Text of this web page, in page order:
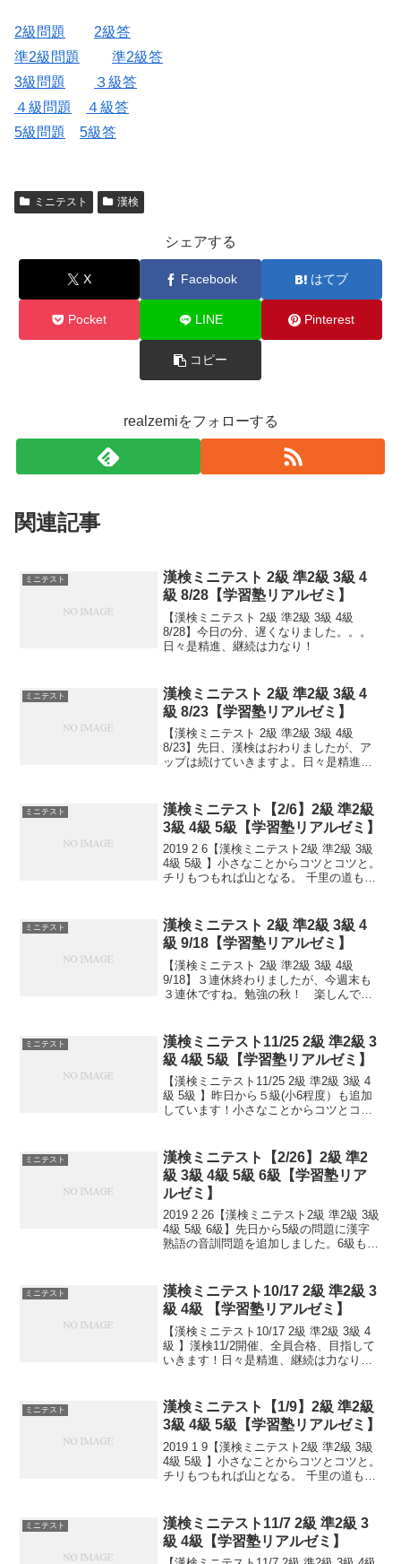
2級問題
2級答
準2級問題
準2級答
3級問題
３級答
４級問題
４級答
5級問題
5級答
ミニテスト 漢検
シェアする
X Facebook はてブ
Pocket LINE Pinterest
コピー
realzemiをフォローする
関連記事
ミニテスト
漢検ミニテスト 2級 準2級 3級 4
級 8/28【学習塾リアルゼミ】
【漢検ミニテスト 2級 準2級 3級 4級
8/28】今日の分、遅くなりました。。。
日々是精進、継続は力なり！
ミニテスト
漢検ミニテスト 2級 準2級 3級 4
級 8/23【学習塾リアルゼミ】
【漢検ミニテスト 2級 準2級 3級 4級
8/23】先日、漢検はおわりましたが、ア
ップは続けていきますよ。日々是精進、
ミニテスト
漢検ミニテスト【2/6】2級 準2級
3級 4級 5級【学習塾リアルゼミ】
2019 2 6【漢検ミニテスト2級 準2級 3級
4級 5級 】小さなことからコツとコツと。
チリもつもれば山となる。 千里の道も一
熟語問題などの出来具合が合否...
ミニテスト
漢検ミニテスト 2級 準2級 3級 4
級 9/18【学習塾リアルゼミ】
【漢検ミニテスト 2級 準2級 3級 4級
9/18】３連休終わりましたが、今週末も
３連休ですね。勉強の秋！ 楽しんでい
予定。受ける方、受験希望の方、まずは
連絡お待ち...
ミニテスト
漢検ミニテスト11/25 2級 準2級 3
級 4級 5級【学習塾リアルゼミ】
【漢検ミニテスト11/25 2級 準2級 3級 4
級 5級 】昨日から５級(小6程度）も追加
しています！小さなことからコツとコツ
り！毎日少しずつ覚えよう！
ミニテスト
漢検ミニテスト【2/26】2級 準2
級 3級 4級 5級 6級【学習塾リア
ルゼミ】
2019 2 26【漢検ミニテスト2級 準2級 3級
4級 5級 6級】先日から5級の問題に漢字
熟語の音訓問題を追加しました。6級も追
も一歩から。 日々是精進、継続...
ミニテスト
漢検ミニテスト10/17 2級 準2級 3
級 4級 【学習塾リアルゼミ】
【漢検ミニテスト10/17 2級 準2級 3級 4
級 】漢検11/2開催、全員合格、目指して
いきます！日々是精進、継続は力なり！
ミニテスト
漢検ミニテスト【1/9】2級 準2級
3級 4級 5級【学習塾リアルゼミ】
2019 1 9【漢検ミニテスト2級 準2級 3級
4級 5級 】小さなことからコツとコツと。
チリもつもれば山となる。 千里の道も一
熟語問題などの出来具合が合否...
ミニテスト
漢検ミニテスト11/7 2級 準2級 3
級 4級【学習塾リアルゼミ】